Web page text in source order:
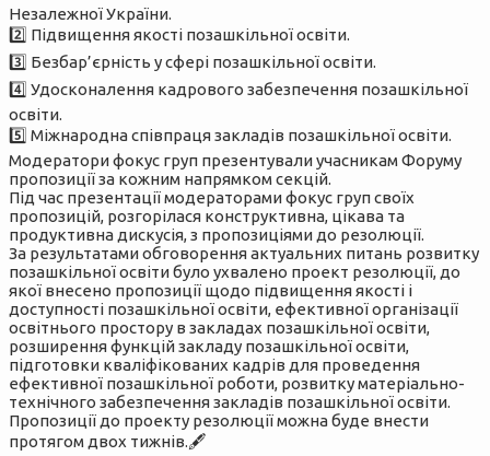
Незалежної України.
2️⃣ Підвищення якості позашкільної освіти.
3️⃣ Безбар’єрність у сфері позашкільної освіти.
4️⃣ Удосконалення кадрового забезпечення позашкільної
освіти.
5️⃣ Міжнародна співпраця закладів позашкільної освіти.
Модератори фокус груп презентували учасникам Форуму
пропозиції за кожним напрямком секцій.
Під час презентації модераторами фокус груп своїх
пропозицій, розгорілася конструктивна, цікава та
продуктивна дискусія, з пропозиціями до резолюції.
За результатами обговорення актуальних питань розвитку
позашкільної освіти було ухвалено проект резолюції, до
якої внесено пропозиції щодо підвищення якості і
доступності позашкільної освіти, ефективної організації
освітнього простору в закладах позашкільної освіти,
розширення функцій закладу позашкільної освіти,
підготовки кваліфікованих кадрів для проведення
ефективної позашкільної роботи, розвитку матеріально-
технічного забезпечення закладів позашкільної освіти.
Пропозиції до проекту резолюції можна буде внести
протягом двох тижнів.🖋